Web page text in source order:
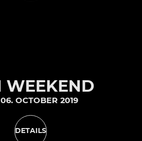
WEEKEND
OCTOBER 2019
DETAILS